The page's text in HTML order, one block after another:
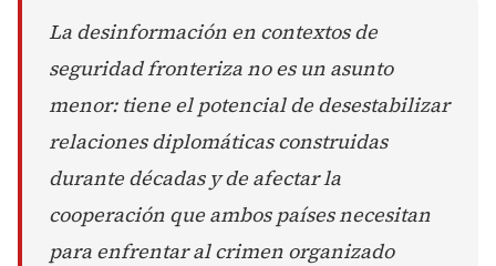
La desinformación en contextos de
seguridad fronteriza no es un asunto
menor: tiene el potencial de desestabilizar
relaciones diplomáticas construidas
durante décadas y de afectar la
cooperación que ambos países necesitan
para enfrentar al crimen organizado